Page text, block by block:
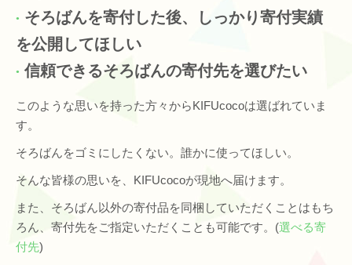
そろばんを寄付した後、しっかり寄付実績
を公開してほしい
信頼できるそろばんの寄付先を選びたい
このような思いを持った方々からKIFUcocoは選ばれていま
す。
そろばんをゴミにしたくない。誰かに使ってほしい。
そんな皆様の思いを、KIFUcocoが現地へ届けます。
また、そろばん以外の寄付品を同梱していただくことはもち
ろん、寄付先をご指定いただくことも可能です。(選べる寄
付先)